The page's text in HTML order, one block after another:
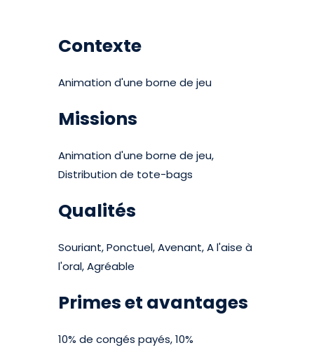
Contexte
Animation d'une borne de jeu
Missions
Animation d'une borne de jeu,
Distribution de tote-bags
Qualités
Souriant, Ponctuel, Avenant, A l'aise à
l'oral, Agréable
Primes et avantages
10% de congés payés, 10%